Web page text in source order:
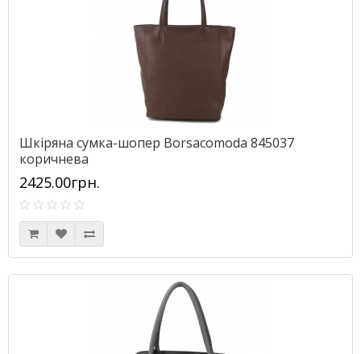
Шкіряна сумка-шопер Borsacomoda 845037
коричнева
2425.00грн.